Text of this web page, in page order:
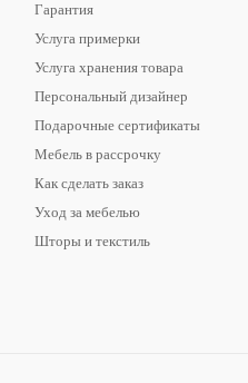
Гарантия
Услуга примерки
Услуга хранения товара
Персональный дизайнер
Подарочные сертификаты
Мебель в рассрочку
Как сделать заказ
Уход за мебелью
Шторы и текстиль